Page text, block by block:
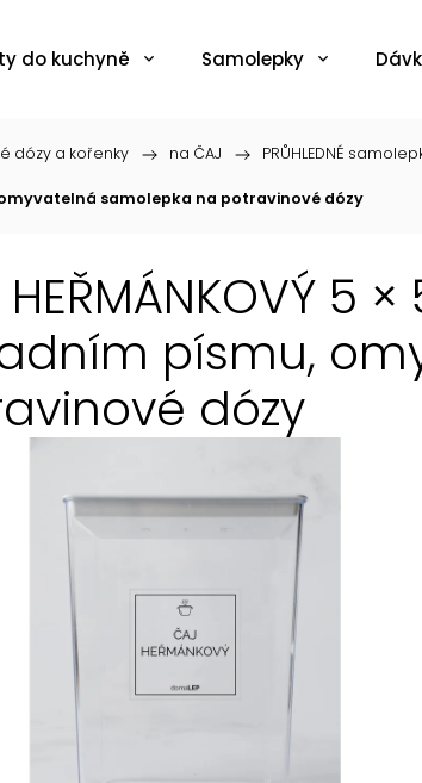
do kuchyně Samolepky
dózy a kořenky / na ČAJ / PRŮHLEDNÉ
omyvatelná samolepka na potravinové dózy
HEŘMÁNKOVÝ
písmu,
dózy